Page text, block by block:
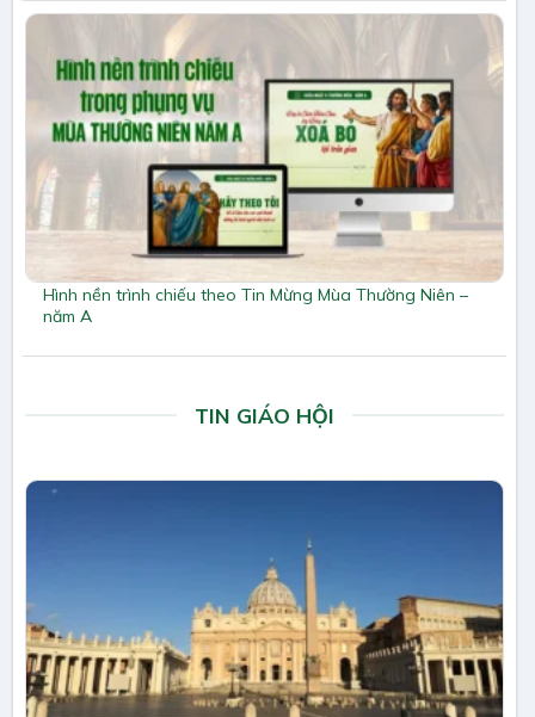
Hình nền trình chiếu theo Tin Mừng Mùa Thường Niên –
năm A
TIN GIÁO HỘI